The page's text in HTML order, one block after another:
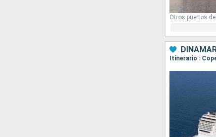
Otros puertos
Itinerario :